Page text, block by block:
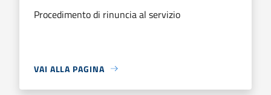
Procedimento di rinuncia al servizio
VAI ALLA PAGINA